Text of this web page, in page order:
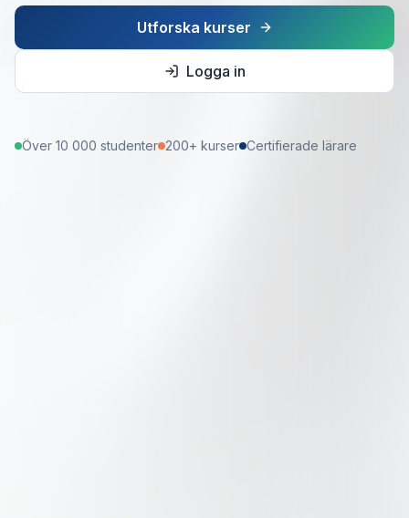
Utforska kurser
Logga in
Över 10 000 studenter 200+ kurser Certifierade lärare